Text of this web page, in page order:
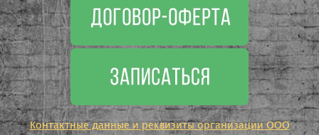
Контактные данные и реквизиты организации ООО